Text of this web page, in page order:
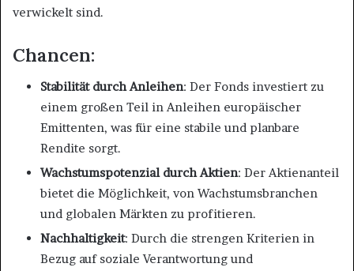
verwickelt sind​.
Chancen:
Stabilität durch Anleihen: Der Fonds investiert zu
einem großen Teil in Anleihen europäischer
Emittenten, was für eine stabile und planbare
Rendite sorgt.
Wachstumspotenzial durch Aktien: Der Aktienanteil
bietet die Möglichkeit, von Wachstumsbranchen
und globalen Märkten zu profitieren.
Nachhaltigkeit: Durch die strengen Kriterien in
Bezug auf soziale Verantwortung und